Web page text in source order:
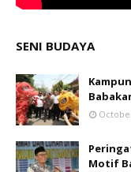
SENI BUDAYA
Motif